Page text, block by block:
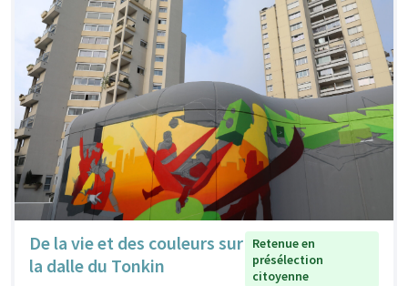
De la vie et des couleurs sur
la dalle du Tonkin
Retenue en
présélection
citoyenne